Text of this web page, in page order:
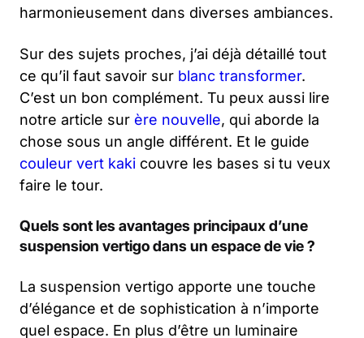
harmonieusement dans diverses ambiances.
Sur des sujets proches, j’ai déjà détaillé tout
ce qu’il faut savoir sur blanc transformer.
C’est un bon complément. Tu peux aussi lire
notre article sur ère nouvelle, qui aborde la
chose sous un angle différent. Et le guide
couleur vert kaki couvre les bases si tu veux
faire le tour.
Quels sont les avantages principaux d’une
suspension vertigo dans un espace de vie ?
La suspension vertigo apporte une touche
d’élégance et de sophistication à n’importe
quel espace. En plus d’être un luminaire